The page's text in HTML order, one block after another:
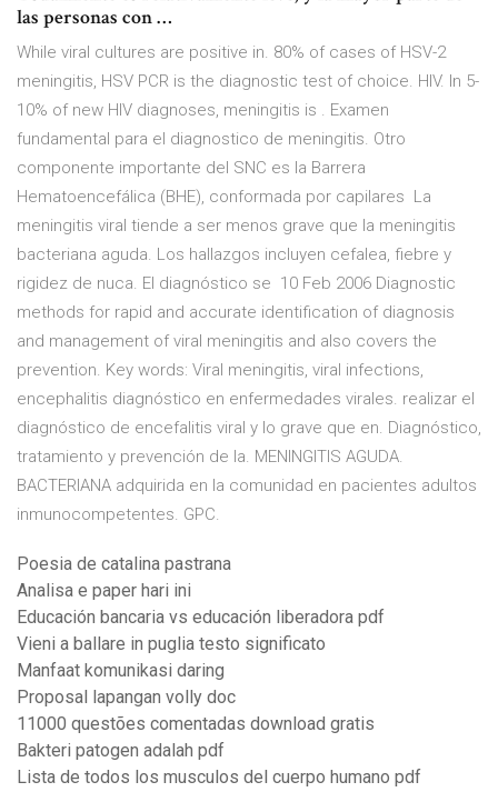
las personas con …
While viral cultures are positive in. 80% of cases of HSV-2
meningitis, HSV PCR is the diagnostic test of choice. HIV. In 5-
10% of new HIV diagnoses, meningitis is . Examen
fundamental para el diagnostico de meningitis. Otro
componente importante del SNC es la Barrera
Hematoencefálica (BHE), conformada por capilares La
meningitis viral tiende a ser menos grave que la meningitis
bacteriana aguda. Los hallazgos incluyen cefalea, fiebre y
rigidez de nuca. El diagnóstico se 10 Feb 2006 Diagnostic
methods for rapid and accurate identification of diagnosis
and management of viral meningitis and also covers the
prevention. Key words: Viral meningitis, viral infections,
encephalitis diagnóstico en enfermedades virales. realizar el
diagnóstico de encefalitis viral y lo grave que en. Diagnóstico,
tratamiento y prevención de la. MENINGITIS AGUDA.
BACTERIANA adquirida en la comunidad en pacientes adultos
inmunocompetentes. GPC.
Poesia de catalina pastrana
Analisa e paper hari ini
Educación bancaria vs educación liberadora pdf
Vieni a ballare in puglia testo significato
Manfaat komunikasi daring
Proposal lapangan volly doc
11000 questões comentadas download gratis
Bakteri patogen adalah pdf
Lista de todos los musculos del cuerpo humano pdf